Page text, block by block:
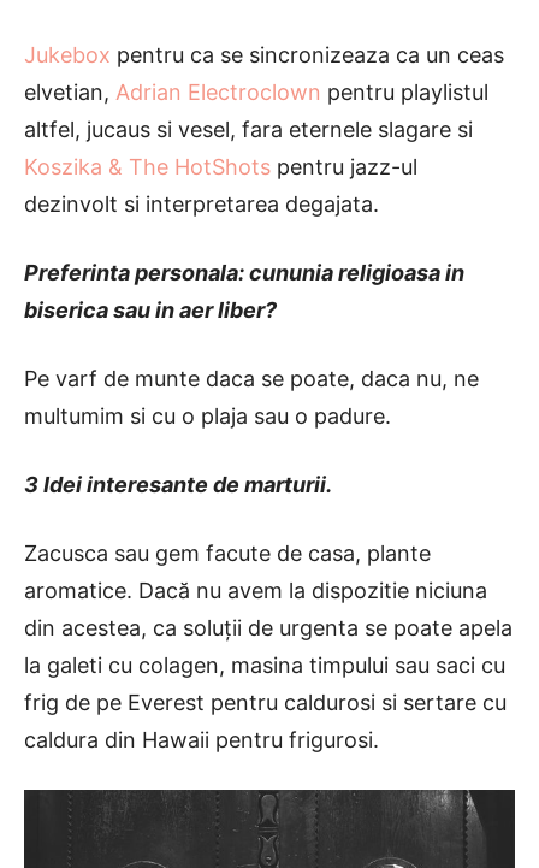
Jukebox pentru ca se sincronizeaza ca un ceas
elvetian, Adrian Electroclown pentru playlistul
altfel, jucaus si vesel, fara eternele slagare si
Koszika & The HotShots pentru jazz-ul
dezinvolt si interpretarea degajata.
Preferinta personala: cununia religioasa in
biserica sau in aer liber?
Pe varf de munte daca se poate, daca nu, ne
multumim si cu o plaja sau o padure.
3 Idei interesante de marturii.
Zacusca sau gem facute de casa, plante
aromatice. Dacă nu avem la dispozitie niciuna
din acestea, ca soluții de urgenta se poate apela
la galeti cu colagen, masina timpului sau saci cu
frig de pe Everest pentru caldurosi si sertare cu
caldura din Hawaii pentru frigurosi.